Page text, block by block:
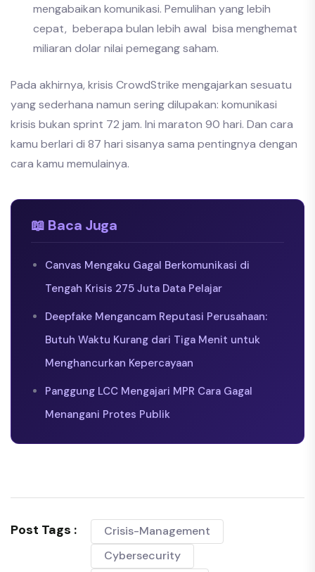
mengabaikan komunikasi. Pemulihan yang lebih
cepat, beberapa bulan lebih awal bisa menghemat
miliaran dolar nilai pemegang saham.
Pada akhirnya, krisis CrowdStrike mengajarkan sesuatu
yang sederhana namun sering dilupakan: komunikasi
krisis bukan sprint 72 jam. Ini maraton 90 hari. Dan cara
kamu berlari di 87 hari sisanya sama pentingnya dengan
cara kamu memulainya.
📖 Baca Juga
Canvas Mengaku Gagal Berkomunikasi di
Tengah Krisis 275 Juta Data Pelajar
Deepfake Mengancam Reputasi Perusahaan:
Butuh Waktu Kurang dari Tiga Menit untuk
Menghancurkan Kepercayaan
Panggung LCC Mengajari MPR Cara Gagal
Menangani Protes Publik
Post Tags :
Crisis-Management
Cybersecurity